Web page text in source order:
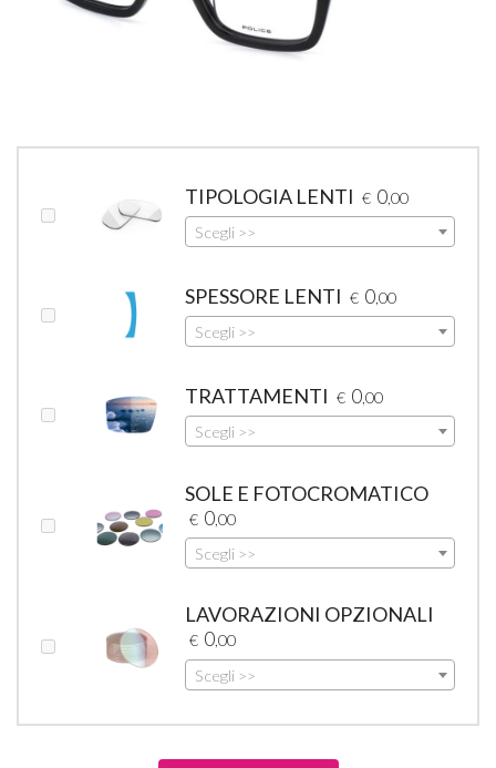
TIPOLOGIA LENTI € 0,00
Scegli >>
SPESSORE LENTI € 0,00
Scegli >>
TRATTAMENTI € 0,00
Scegli >>
SOLE E FOTOCROMATICO
€ 0,00
Scegli >>
LAVORAZIONI OPZIONALI
€ 0,00
Scegli >>